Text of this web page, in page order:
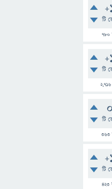
টি
780
টি
2,716
0
টি
363
টি
423